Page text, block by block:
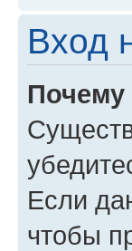
Вход
Почему
Если
чтобы